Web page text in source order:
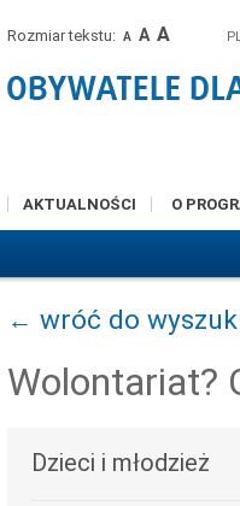
Rozmiar tekstu: A A A
AKTUALNOŚCI O
← wróć do
Wolontariat?
Dzieci i młodzież